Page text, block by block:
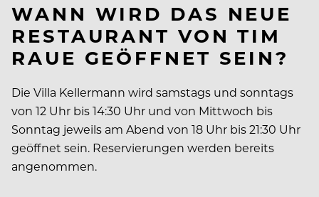
WANN WIRD DAS NEUE
RESTAURANT VON TIM
RAUE GEÖFFNET SEIN?
Die Villa Kellermann wird samstags und sonntags
von 12 Uhr bis 14:30 Uhr und von Mittwoch bis
Sonntag jeweils am Abend von 18 Uhr bis 21:30 Uhr
geöffnet sein. Reservierungen werden bereits
angenommen.